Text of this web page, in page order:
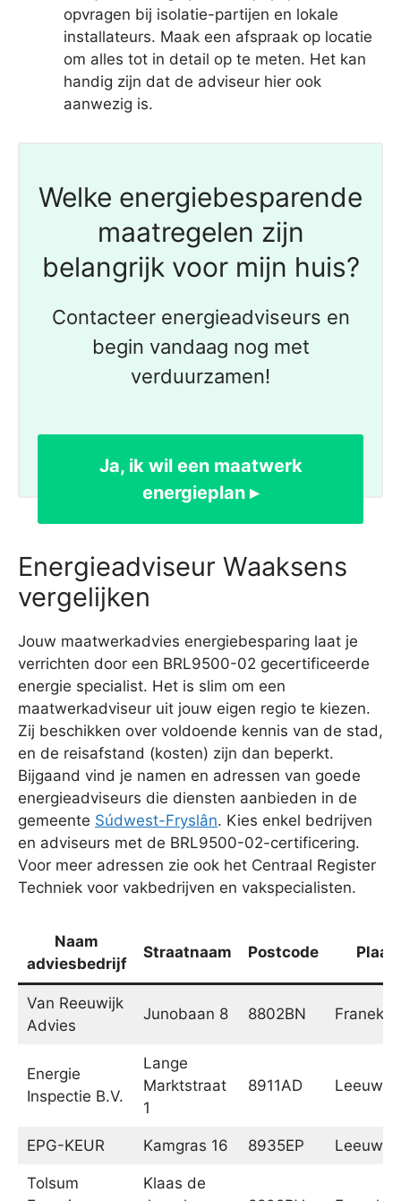
opvragen bij isolatie-partijen en lokale
installateurs. Maak een afspraak op locatie
om alles tot in detail op te meten. Het kan
handig zijn dat de adviseur hier ook
aanwezig is.
Welke energiebesparende
maatregelen zijn
belangrijk voor mijn huis?
Contacteer energieadviseurs en
begin vandaag nog met
verduurzamen!
Ja, ik wil een maatwerk
energieplan ▸
Energieadviseur Waaksens
vergelijken
Jouw maatwerkadvies energiebesparing laat je
verrichten door een BRL9500-02 gecertificeerde
energie specialist. Het is slim om een
maatwerkadviseur uit jouw eigen regio te kiezen.
Zij beschikken over voldoende kennis van de stad,
en de reisafstand (kosten) zijn dan beperkt.
Bijgaand vind je namen en adressen van goede
energieadviseurs die diensten aanbieden in de
gemeente Súdwest-Fryslân. Kies enkel bedrijven
en adviseurs met de BRL9500-02-certificering.
Voor meer adressen zie ook het Centraal Register
Techniek voor vakbedrijven en vakspecialisten.
Naam
adviesbedrijf
Straatnaam Postcode
Van Reeuwijk
Advies
Junobaan 8 8802BN Franeker
Energie
Inspectie B.V.
Lange
Marktstraat
1
8911AD
EPG-KEUR Kamgras 16 8935EP
Tolsum
Klaas de